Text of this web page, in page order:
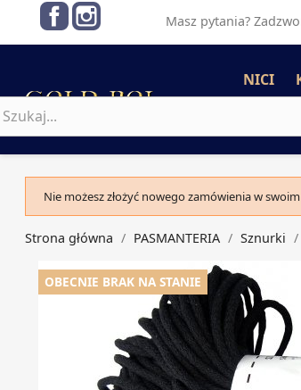
Masz pytania?
Facebook
NICI
Nie możesz złożyć nowego zamówienia w
Strona główna PASMANTERIA Sznurki
OBECNIE BRAK NA STANIE